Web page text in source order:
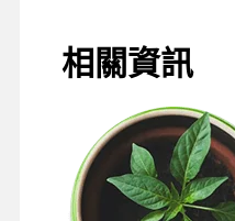
相關資訊